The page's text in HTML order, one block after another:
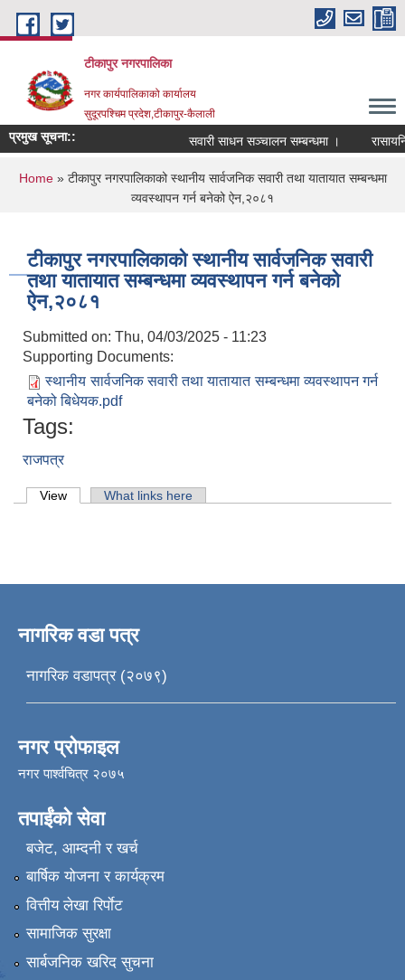
Skip to main content
टीकापुर नगरपालिका
नगर कार्यपालिकाको कार्यालय
सुदूरपश्चिम प्रदेश,टीकापुर-कैलाली
प्रमुख सूचना:: सवारी साधन सञ्चालन सम्बन्धमा ।
You are here
Home» टीकापुर नगरपालिकाको स्थानीय सार्वजनिक सवारी तथा यातायात सम्बन्धमा
व्यवस्थापन गर्न बनेको ऐन,२०८१
टीकापुर नगरपालिकाको स्थानीय सार्वजनिक सवारी
तथा यातायात सम्बन्धमा व्यवस्थापन गर्न बनेको
ऐन,२०८१
Submitted on: Thu, 04/03/2025 - 11:23
Supporting Documents:
स्थानीय सार्वजनिक सवारी तथा यातायात सम्बन्धमा व्यवस्थापन गर्न
बनेको बिधेयक.pdf
Tags:
राजपत्र
Primary tabs
View (active tab)What links here
नागरिक वडा पत्र
नागरिक वडापत्र (२०७९)
नगर प्रोफाइल
नगर पार्श्वचित्र २०७५
तपाईंको सेवा
बजेट, आम्दनी र खर्च
बार्षिक योजना र कार्यक्रम
वित्तीय लेखा रिर्पाेट
सामाजिक सुरक्षा
सार्बजनिक खरिद सुचना